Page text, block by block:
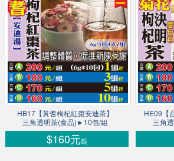
HB17【黃耆枸杞紅棗安迪茶】
三角透明茶(食品)►10包/組
$160元起
HE09【
三角